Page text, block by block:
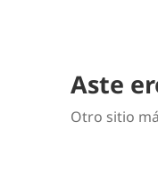
Aste
Otro sitio